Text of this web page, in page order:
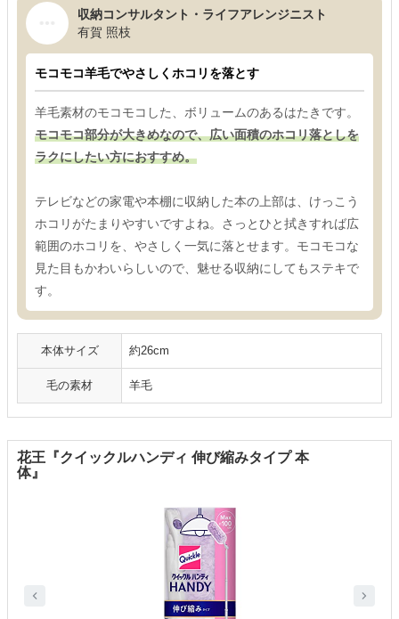
収納コンサルタント・ライフアレンジニスト
有賀 照枝
モコモコ羊毛でやさしくホコリを落とす
羊毛素材のモコモコした、ボリュームのあるはたきです。
モコモコ部分が大きめなので、広い面積のホコリ落としを
ラクにしたい方におすすめ。
テレビなどの家電や本棚に収納した本の上部は、けっこう
ホコリがたまりやすいですよね。さっとひと拭きすれば広
範囲のホコリを、やさしく一気に落とせます。モコモコな
見た目もかわいらしいので、魅せる収納にしてもステキで
す。
本体サイズ 約26cm
毛の素材 羊毛
花王『クイックルハンディ 伸び縮みタイプ 本
体』